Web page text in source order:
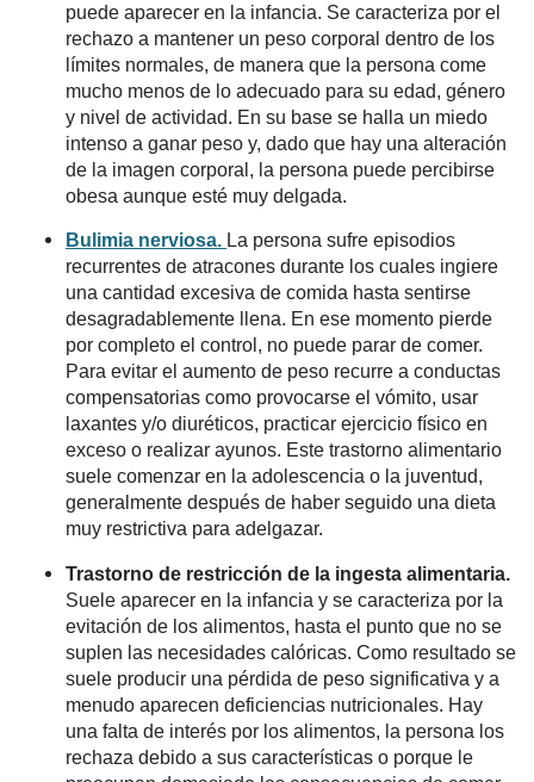
puede aparecer en la infancia. Se caracteriza por el
rechazo a mantener un peso corporal dentro de los
límites normales, de manera que la persona come
mucho menos de lo adecuado para su edad, género
y nivel de actividad. En su base se halla un miedo
intenso a ganar peso y, dado que hay una alteración
de la imagen corporal, la persona puede percibirse
obesa aunque esté muy delgada.
Bulimia nerviosa. La persona sufre episodios
recurrentes de atracones durante los cuales ingiere
una cantidad excesiva de comida hasta sentirse
desagradablemente llena. En ese momento pierde
por completo el control, no puede parar de comer.
Para evitar el aumento de peso recurre a conductas
compensatorias como provocarse el vómito, usar
laxantes y/o diuréticos, practicar ejercicio físico en
exceso o realizar ayunos. Este trastorno alimentario
suele comenzar en la adolescencia o la juventud,
generalmente después de haber seguido una dieta
muy restrictiva para adelgazar.
Trastorno de restricción de la ingesta alimentaria.
Suele aparecer en la infancia y se caracteriza por la
evitación de los alimentos, hasta el punto que no se
suplen las necesidades calóricas. Como resultado se
suele producir una pérdida de peso significativa y a
menudo aparecen deficiencias nutricionales. Hay
una falta de interés por los alimentos, la persona los
rechaza debido a sus características o porque le